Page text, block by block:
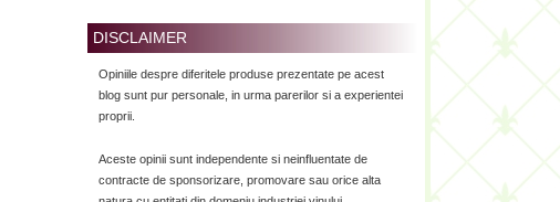
DISCLAIMER
Opiniile despre diferitele produse prezentate pe acest
blog sunt pur personale, in urma parerilor si a experientei
proprii.
Aceste opinii sunt independente si neinfluentate de
contracte de sponsorizare, promovare sau orice alta